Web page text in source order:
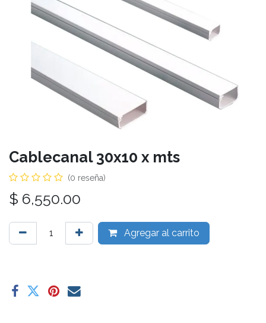
Cablecanal 30x10 x mts
(0 reseña)
$ 6,550.00
Agregar al carrito